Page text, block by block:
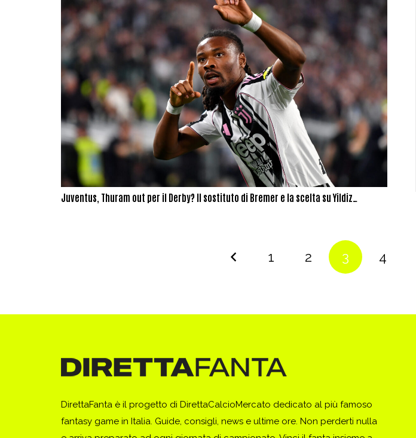
Juventus, Thuram out per il Derby? Il sostituto di Bremer e la scelta su Yildiz…
1 2 3 4
DirettaFanta è il progetto di DirettaCalcioMercato dedicato al più famoso
fantasy game in Italia. Guide, consigli, news e ultime ore. Non perderti nulla